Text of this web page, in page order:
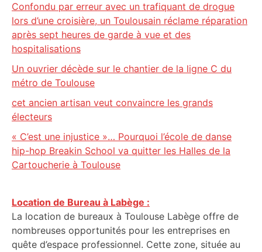
Confondu par erreur avec un trafiquant de drogue
lors d’une croisière, un Toulousain réclame réparation
après sept heures de garde à vue et des
hospitalisations
Un ouvrier décède sur le chantier de la ligne C du
métro de Toulouse
cet ancien artisan veut convaincre les grands
électeurs
« C’est une injustice »… Pourquoi l’école de danse
hip-hop Breakin School va quitter les Halles de la
Cartoucherie à Toulouse
Location de Bureau à Labège :
La location de bureaux à Toulouse Labège offre de
nombreuses opportunités pour les entreprises en
quête d’espace professionnel. Cette zone, située au